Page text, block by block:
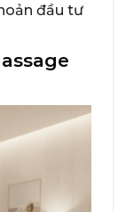
đầu tư